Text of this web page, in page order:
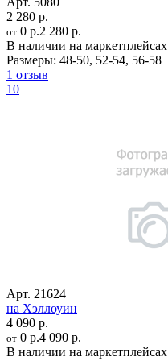
2 280 р.
от 0 р.2 280 р.
В наличии на маркетплейсах
Размеры: 48-50, 52-54, 56-58
1 отзыв
10
Арт. 21624
на Хэллоуин
4 090 р.
от 0 р.4 090 р.
В наличии на маркетплейсах